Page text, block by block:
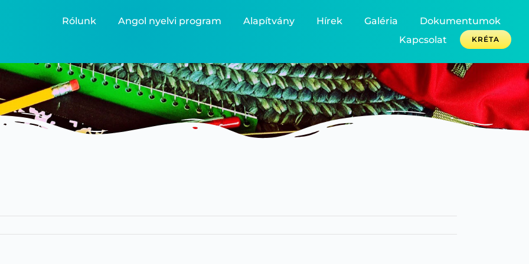
Rólunk Angol nyelvi program Alapítvány Hírek Galéria
Dokumentumok
Kapcsolat
KRÉTA